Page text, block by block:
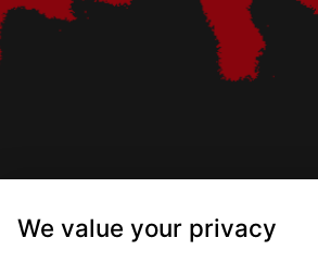
We value your privacy